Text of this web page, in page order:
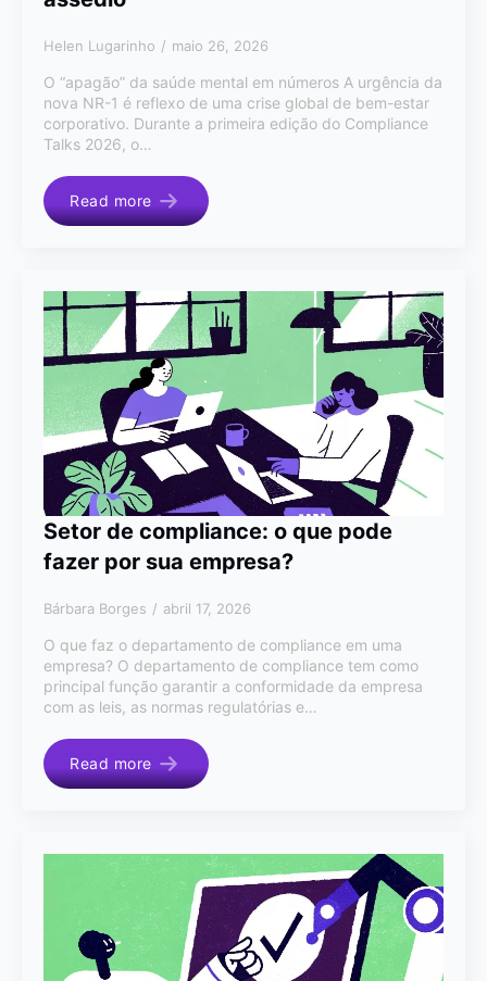
Helen Lugarinho maio 26, 2026
O “apagão” da saúde mental em números A urgência da
nova NR-1 é reflexo de uma crise global de bem-estar
corporativo. Durante a primeira edição do Compliance
Talks 2026, o…
Read more
Setor de compliance: o que pode
fazer por sua empresa?
Bárbara Borges abril 17, 2026
O que faz o departamento de compliance em uma
empresa? O departamento de compliance tem como
principal função garantir a conformidade da empresa
com as leis, as normas regulatórias e…
Read more